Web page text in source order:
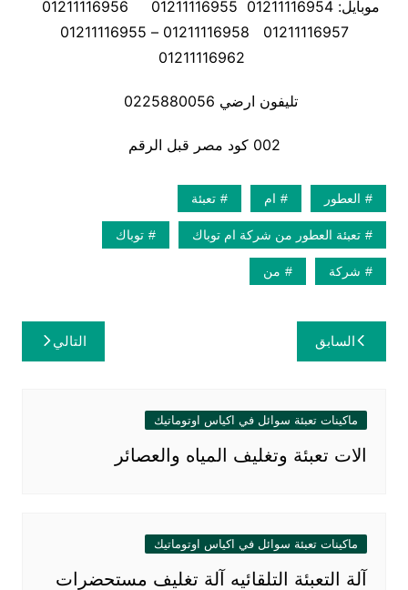
01211116957 01211116958 – 01211116955
تليفون ارضي 0225880056
002 كود مصر قبل الرقم
العطور ام تعبئة
تعبئة العطور من شركة ام توباك توباك
شركة من
تصفّح
المقالات
السابق التالي
ماكينات تعبئة سوائل في اكياس اوتوماتيك
الات تعبئة وتغليف المياه والعصائر
ماكينات تعبئة سوائل في اكياس اوتوماتيك
آلة التعبئة التلقائيه آلة تغليف مستحضرات